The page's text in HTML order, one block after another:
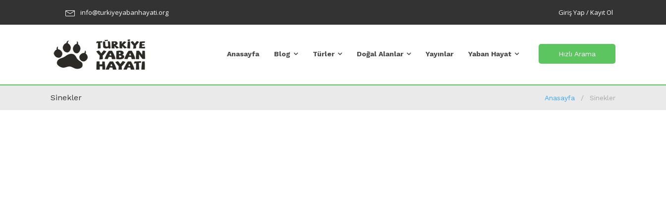
info@turkiyeyabanhayati.org Giriş Yap / Kayıt Ol
Anasayfa Blog Türler Doğal Alanlar Yayınlar Yaban Hayat Hızlı Arama
Sinekler Anasayfa Sinekler